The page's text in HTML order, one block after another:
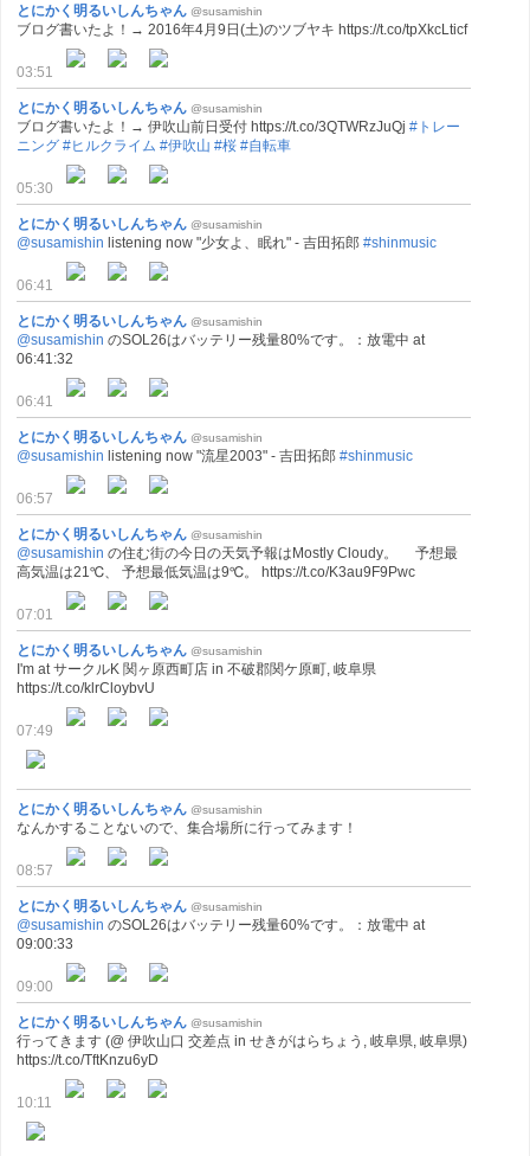
とにかく明るいしんちゃん @susamishin
ブログ書いたよ！→ 2016年4月9日(土)のツブヤキ https://t.co/tpXkcLticf
03:51
とにかく明るいしんちゃん @susamishin
ブログ書いたよ！→ 伊吹山前日受付 https://t.co/3QTWRzJuQj #トレー
ニング #ヒルクライム #伊吹山 #桜 #自転車
05:30
とにかく明るいしんちゃん @susamishin
@susamishin listening now "少女よ、眠れ" - 吉田拓郎 #shinmusic
06:41
とにかく明るいしんちゃん @susamishin
@susamishin のSOL26はバッテリー残量80%です。：放電中 at
06:41:32
06:41
とにかく明るいしんちゃん @susamishin
@susamishin listening now "流星2003" - 吉田拓郎 #shinmusic
06:57
とにかく明るいしんちゃん @susamishin
@susamishin の住む街の今日の天気予報はMostly Cloudy。 予想最
高気温は21℃、 予想最低気温は9℃。 https://t.co/K3au9F9Pwc
07:01
とにかく明るいしんちゃん @susamishin
I'm at サークルK 関ヶ原西町店 in 不破郡関ケ原町, 岐阜県
https://t.co/klrCloybvU
07:49
とにかく明るいしんちゃん @susamishin
なんかすることないので、集合場所に行ってみます！
08:57
とにかく明るいしんちゃん @susamishin
@susamishin のSOL26はバッテリー残量60%です。：放電中 at
09:00:33
09:00
とにかく明るいしんちゃん @susamishin
行ってきます (@ 伊吹山口 交差点 in せきがはらちょう, 岐阜県, 岐阜県)
https://t.co/TftKnzu6yD
10:11